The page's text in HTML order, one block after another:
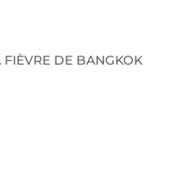
FIÈVRE DE BANGKOK